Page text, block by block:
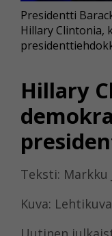
Hillary
Teksti: Markku
Kuva: Lehtikuva
Presidentti
Hillary Clintonia,